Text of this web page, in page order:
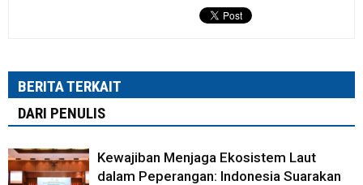
BERITA TERKAIT
DARI PENULIS
Kewajiban Menjaga Ekosistem Laut
dalam Peperangan: Indonesia Suarakan